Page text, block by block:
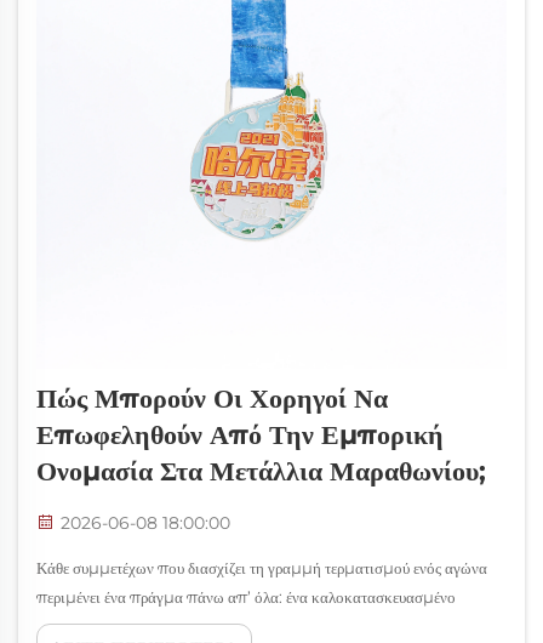
Πώς Μπορούν Οι Χορηγοί Να
Επωφεληθούν Από Την Εμπορική
Ονομασία Στα Μετάλλια Μαραθωνίου;
2026-06-08 18:00:00
Κάθε συμμετέχων που διασχίζει τη γραμμή τερματισμού ενός αγώνα
περιμένει ένα πράγμα πάνω απ’ όλα: ένα καλοκατασκευασμένο
μετάλλιο μαραθώνιου κρεμασμένο στον λαιμό του. Για τους χορηγούς,